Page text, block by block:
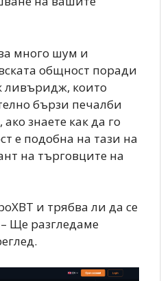
много шум и
общност поради
ливъридж, които
бързи печалби
знаете как да го
е подобна на тази на
на търговците на
и трябва ли да се
– Ще разгледаме